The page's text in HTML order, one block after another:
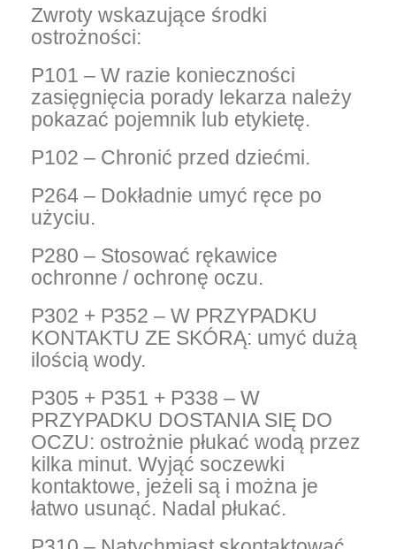
Zwroty wskazujące środki
ostrożności:
P101 – W razie konieczności
zasięgnięcia porady lekarza należy
pokazać pojemnik lub etykietę.
P102 – Chronić przed dziećmi.
P264 – Dokładnie umyć ręce po
użyciu.
P280 – Stosować rękawice
ochronne / ochronę oczu.
P302 + P352 – W PRZYPADKU
KONTAKTU ZE SKÓRĄ: umyć dużą
ilością wody.
P305 + P351 + P338 – W
PRZYPADKU DOSTANIA SIĘ DO
OCZU: ostrożnie płukać wodą przez
kilka minut. Wyjąć soczewki
kontaktowe, jeżeli są i można je
łatwo usunąć. Nadal płukać.